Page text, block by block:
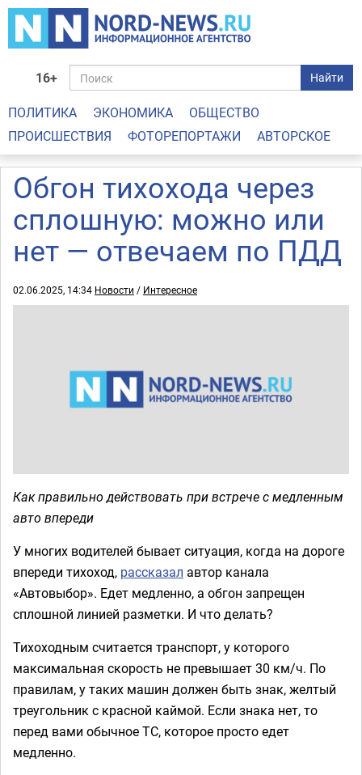
16+ Найти
ПОЛИТИКА ЭКОНОМИКА
ОБЩЕСТВО
ПРОИСШЕСТВИЯ
ФОТОРЕПОРТАЖИ АВТОРСКОЕ
Обгон тихохода через
сплошную: можно или
нет — отвечаем по ПДД
02.06.2025, 14:34 Новости / Интересное
Как правильно действовать при встрече с медленным
авто впереди
У многих водителей бывает ситуация, когда на дороге
впереди тихоход, рассказал автор канала
«Автовыбор». Едет медленно, а обгон запрещен
сплошной линией разметки. И что делать?
Тихоходным считается транспорт, у которого
максимальная скорость не превышает 30 км/ч. По
правилам, у таких машин должен быть знак, желтый
треугольник с красной каймой. Если знака нет, то
перед вами обычное ТС, которое просто едет
медленно.